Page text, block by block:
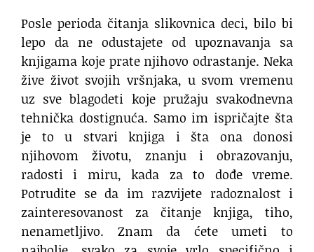
Posle perioda čitanja slikovnica deci, bilo bi
lepo da ne odustajete od upoznavanja sa
knjigama koje prate njihovo odrastanje. Neka
žive život svojih vršnjaka, u svom vremenu
uz sve blagodeti koje pružaju svakodnevna
tehnička dostignuća. Samo im ispričajte šta
je to u stvari knjiga i šta ona donosi
njihovom životu, znanju i obrazovanju,
radosti i miru, kada za to dođe vreme.
Potrudite se da im razvijete radoznalost i
zainteresovanost za čitanje knjiga, tiho,
nenametljivo. Znam da ćete umeti to